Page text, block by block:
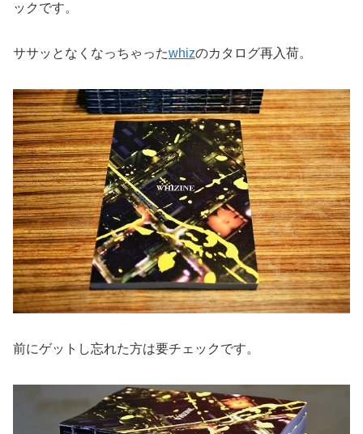
ックです。
ササッとなくなっちゃったwhizのカタログ再入荷。
前にゲットし忘れた方は要チェックです。